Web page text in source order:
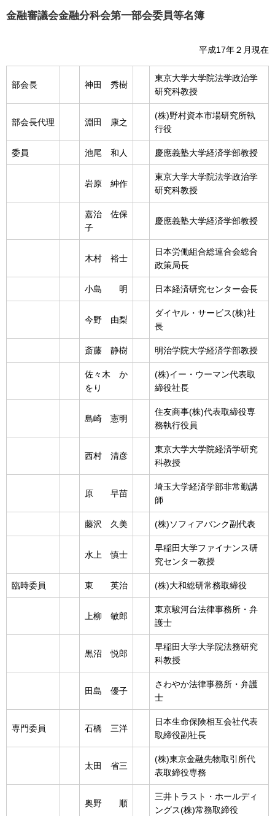
金融審議会金融分科会第一部会委員等名簿
平成17年２月現在
部会長 神田 秀樹
東京大学大学院法学政治学
研究科教授
部会長代理 淵田 康之
(株)野村資本市場研究所執
行役
委員 池尾 和人 慶應義塾大学経済学部教授
岩原 紳作
東京大学大学院法学政治学
研究科教授
嘉治 佐保
子
慶應義塾大学経済学部教授
木村 裕士
日本労働組合総連合会総合
政策局長
小島 明 日本経済研究センター会長
今野 由梨
ダイヤル・サービス(株)社
長
斎藤 静樹 明治学院大学経済学部教授
佐々木 か
をり
(株)イー・ウーマン代表取
締役社長
島崎 憲明
住友商事(株)代表取締役専
務執行役員
西村 清彦
東京大学大学院経済学研究
科教授
原 早苗
埼玉大学経済学部非常勤講
師
藤沢 久美 (株)ソフィアバンク副代表
水上 慎士
早稲田大学ファイナンス研
究センター教授
臨時委員 東 英治 (株)大和総研常務取締役
上柳 敏郎
東京駿河台法律事務所・弁
護士
黒沼 悦郎
早稲田大学大学院法務研究
科教授
田島 優子
さわやか法律事務所・弁護
士
専門委員 石橋 三洋
日本生命保険相互会社代表
取締役副社長
太田 省三
(株)東京金融先物取引所代
表取締役専務
奥野 順
三井トラスト・ホールディ
ングス(株)常務取締役